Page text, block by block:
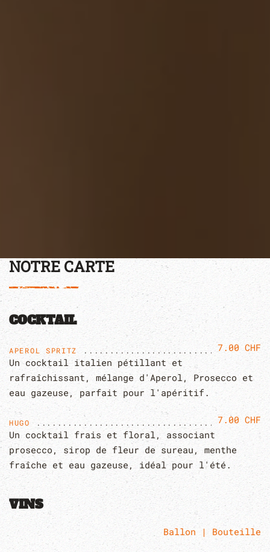
NOTRE CARTE
COCKTAIL
APEROL SPRITZ
7.00 CHF
Un cocktail italien pétillant et
rafraîchissant, mélange d'Aperol, Prosecco et
eau gazeuse, parfait pour l'apéritif.
HUGO
7.00 CHF
Un cocktail frais et floral, associant
prosecco, sirop de fleur de sureau, menthe
fraîche et eau gazeuse, idéal pour l'été.
VINS
Ballon | Bouteille